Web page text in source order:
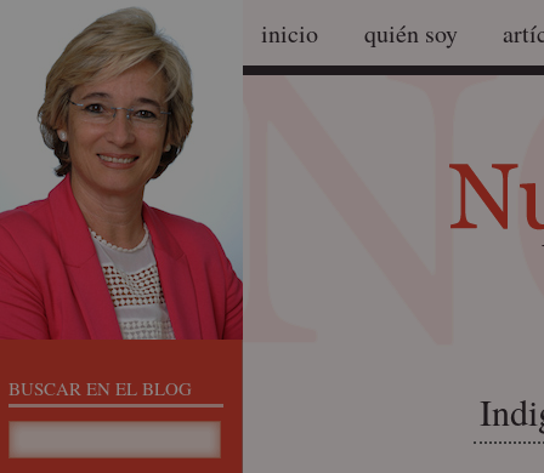
inicio quién soy
BUSCAR EN EL BLOG